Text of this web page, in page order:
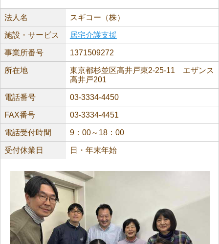
法人名 スギコー（株）
施設・サービス 居宅介護支援
事業所番号 1371509272
所在地
東京都杉並区高井戸東2-25-11 エザンス
高井戸201
電話番号 03-3334-4450
FAX番号 03-3334-4451
電話受付時間 9：00～18：00
受付休業日 日・年末年始